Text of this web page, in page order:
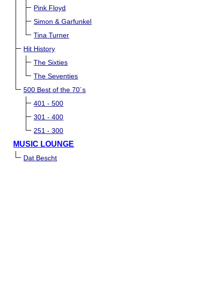
Pink Floyd
Simon & Garfunkel
Tina Turner
Hit History
The Sixties
The Seventies
500 Best of the 70´s
401 - 500
301 - 400
251 - 300
MUSIC LOUNGE
Dat Bescht